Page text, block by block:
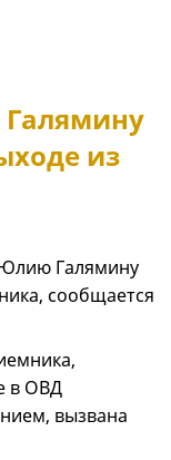
Галямину
из
Галямину
сообщается
в ОВД
вызвана